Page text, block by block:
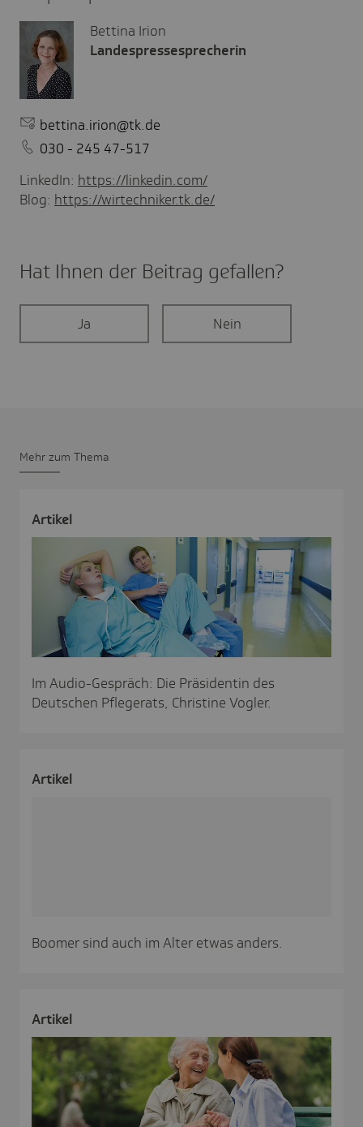
Bettina Irion
Landespressesprecherin
bettina.irion@tk.de
030 - 245 47-517
LinkedIn: https://linkedin.com/
Blog: https://wirtechniker.tk.de/
Hat Ihnen der Beitrag gefal­len?
Ja Nein
Mehr zum Thema
Artikel
Im Audio-Gespräch: Die Präsidentin des
Deutschen Pflegerats, Christine Vogler.
Artikel
Boomer sind auch im Alter etwas anders.
Artikel